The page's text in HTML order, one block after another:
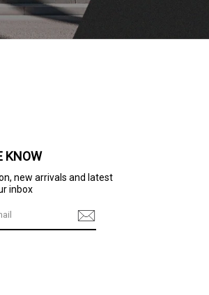
KNOW
new arrivals and latest
inbox